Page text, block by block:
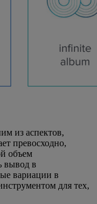
из аспектов,
превосходно,
объем
вывод в
вариации в
для тех,